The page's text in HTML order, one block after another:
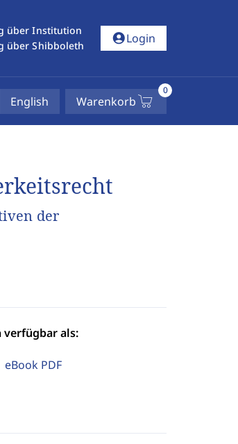
über Institution
über Shibboleth
account_circleLogin
English Warenkorb
0
der
verfügbar als:
eBook PDF